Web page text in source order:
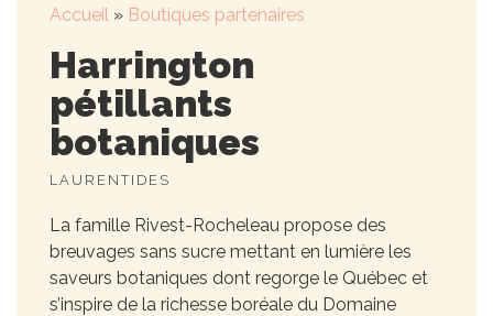
Accueil » Boutiques partenaires
Harrington
pétillants
botaniques
LAURENTIDES
La famille Rivest-Rocheleau propose des
breuvages sans sucre mettant en lumière les
saveurs botaniques dont regorge le Québec et
s’inspire de la richesse boréale du Domaine